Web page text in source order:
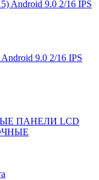
9.0 2/16 IPS
ПАНЕЛИ LCD